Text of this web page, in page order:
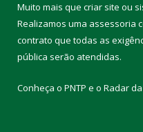
Muito mais que criar site ou
Realizamos uma assessoria
contrato que todas as
pública serão atendidas.
Conheça o PNTP e o Radar